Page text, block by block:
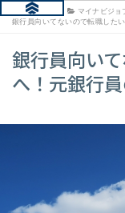
HOME
マイナビジョ
銀行員向いてないので転職した
銀行員向い
へ！元銀行